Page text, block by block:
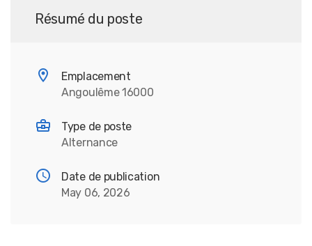
Résumé du poste
Emplacement
Angoulême 16000
Type de poste
Alternance
Date de publication
May 06, 2026